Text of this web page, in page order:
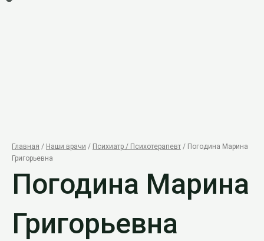
Главная / Наши врачи / Психиатр / Психотерапевт / Погодина Марина
Григорьевна
Погодина Марина
Григорьевна